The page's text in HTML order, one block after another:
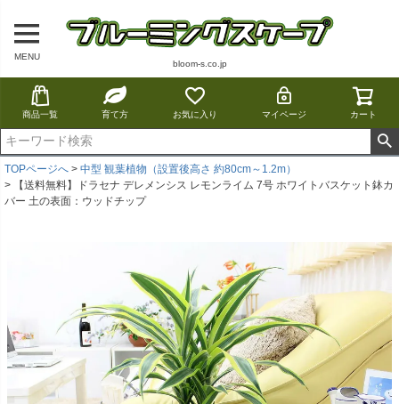
MENU
bloom-s.co.jp
商品一覧 育て方 お気に入り マイページ カート
TOPページへ
中型 観葉植物（設置後高さ 約80cm～1.2m）
【送料無料】ドラセナ デレメンシス レモンライム 7号 ホワイトバスケット鉢カ
バー 土の表面：ウッドチップ